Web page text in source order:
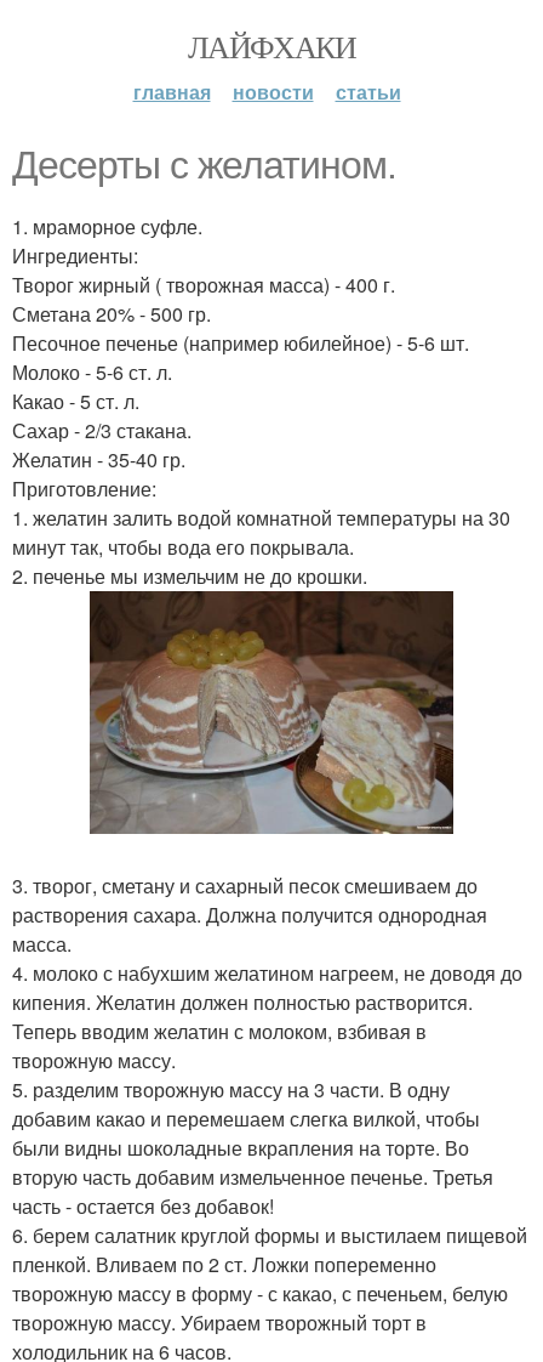
ЛАЙФХАКИ
главная новости статьи
Десерты с желатином.
1. мраморное суфле.
Ингредиенты:
Творог жирный ( творожная масса) - 400 г.
Сметана 20% - 500 гр.
Песочное печенье (например юбилейное) - 5-6 шт.
Молоко - 5-6 ст. л.
Какао - 5 ст. л.
Сахар - 2/3 стакана.
Желатин - 35-40 гр.
Приготовление:
1. желатин залить водой комнатной температуры на 30
минут так, чтобы вода его покрывала.
2. печенье мы измельчим не до крошки.
3. творог, сметану и сахарный песок смешиваем до
растворения сахара. Должна получится однородная
масса.
4. молоко с набухшим желатином нагреем, не доводя до
кипения. Желатин должен полностью растворится.
Теперь вводим желатин с молоком, взбивая в
творожную массу.
5. разделим творожную массу на 3 части. В одну
добавим какао и перемешаем слегка вилкой, чтобы
были видны шоколадные вкрапления на торте. Во
вторую часть добавим измельченное печенье. Третья
часть - остается без добавок!
6. берем салатник круглой формы и выстилаем пищевой
пленкой. Вливаем по 2 ст. Ложки попеременно
творожную массу в форму - с какао, с печеньем, белую
творожную массу. Убираем творожный торт в
холодильник на 6 часов.